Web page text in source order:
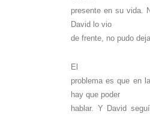
presente en su vida.
David lo vio
de frente, no pudo
El
problema es que en
hay que poder
hablar. Y David